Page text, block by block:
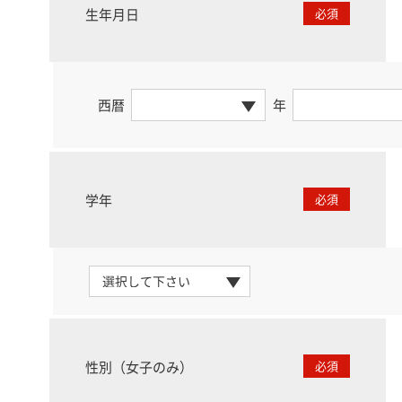
生年月日 必須
西暦 年
学年 必須
性別（女子のみ） 必須